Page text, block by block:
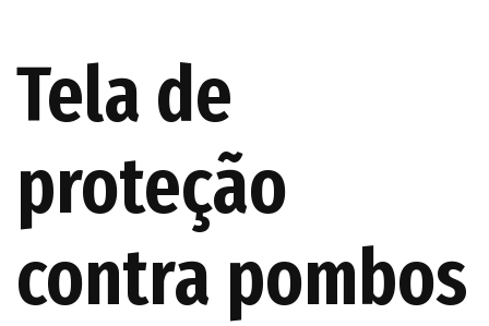
Tela de
proteção
contra pombos